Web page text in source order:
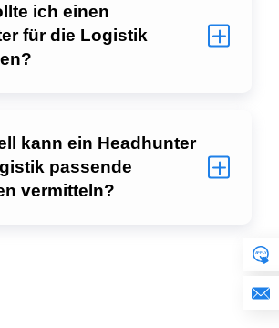
ich einen
für die Logistik
kann ein Headhunter
passende
vermitteln?